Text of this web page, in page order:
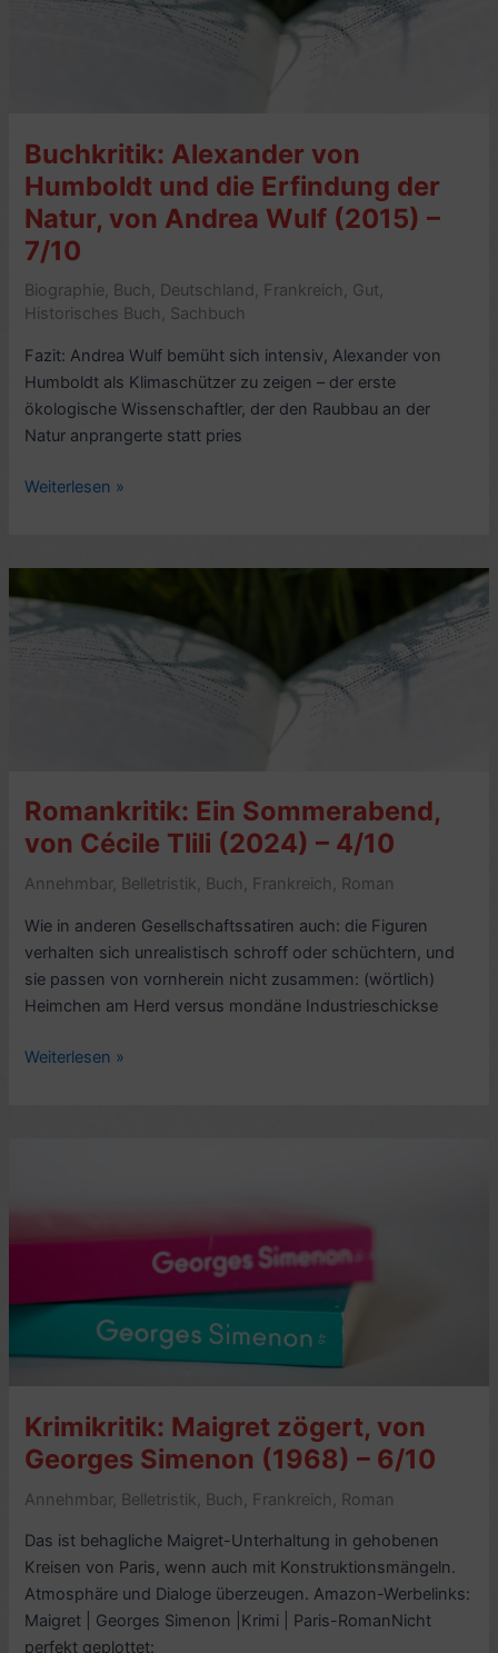
Buchkritik: Alexander von
Humboldt und die Erfindung der
Natur, von Andrea Wulf (2015) –
7/10
Biographie, Buch , Deutschland , Frankreich , Gut,
Historisches Buch , Sachbuch
Fazit: Andrea Wulf bemüht sich intensiv, Alexander von
Humboldt als Klimaschützer zu zeigen – der erste
ökologische Wissenschaftler, der den Raubbau an der
Natur anprangerte statt pries
Buchkritik:
Humboldt
Erfindung
(2015)
7/10
Weiterlesen »
Romankritik: Ein Sommerabend,
von Cécile Tlili (2024) – 4/10
Annehmbar, Belletristik, Buch , Frankreich , Roman
Wie in anderen Gesellschaftssatiren auch: die Figuren
verhalten sich unrealistisch schroff oder schüchtern, und
sie passen von vornherein nicht zusammen: (wörtlich)
Heimchen am Herd versus mondäne Industrieschickse
Romankritik:
–
Weiterlesen »
Krimikritik: Maigret zögert, von
Georges Simenon (1968) – 6/10
Annehmbar, Belletristik Buch Frankreich Roman
Das ist behagliche Maigret-Unterhaltung in gehobenen
Kreisen von Paris, wenn auch mit Konstruktionsmängeln.
Atmosphäre und Dialoge überzeugen. Amazon-Werbelinks:
Maigret | Georges Simenon |Krimi | Paris-RomanNicht
perfekt geplottet: